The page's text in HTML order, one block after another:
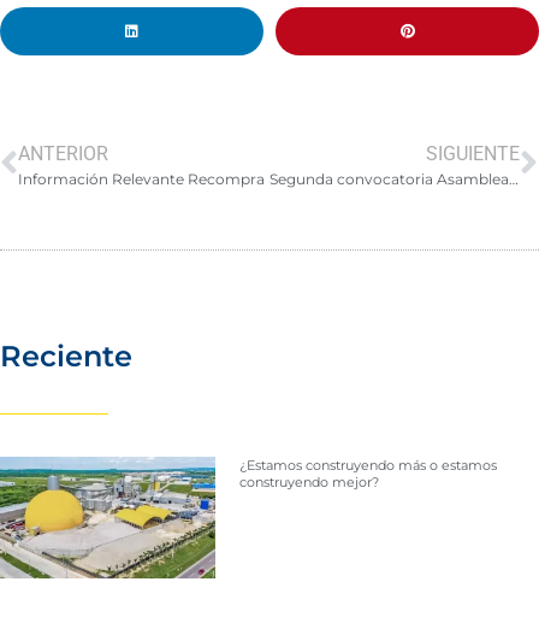
ANTERIOR
Información Relevante Recompra
SIGUIENTE
Segunda convocatoria Asamblea de Tenedores de Bonos – 27 de octubre, 2021.
Reciente
¿Estamos construyendo más o estamos
construyendo mejor?